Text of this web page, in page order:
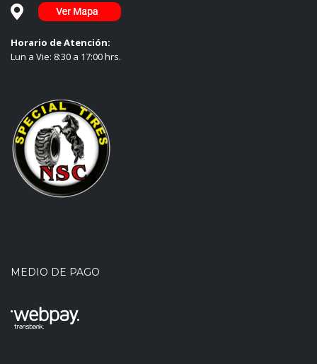
Horario de Atención:
Lun a Vie: 8:30 a 17:00 hrs.
MEDIO DE PAGO